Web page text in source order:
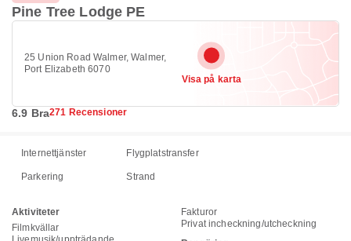
Pine Tree Lodge PE
25 Union Road Walmer, Walmer,
Port Elizabeth 6070
Visa på karta
6.9 Bra271 Recensioner
Internettjänster Flygplatstransfer
Parkering Strand
Aktiviteter
Filmkvällar
Fakturor
Privat incheckning/utcheckning